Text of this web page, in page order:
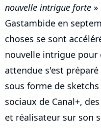
nouvelle intrigue forte
Gastambide en
choses se sont
nouvelle intrigue pour
attendue s'est
sous forme de
sociaux de Canal+,
et réalisateur sur son